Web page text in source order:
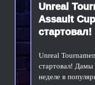
Unreal
Assault
стартовал!
Unreal
стартовал! Дамы
неделе в